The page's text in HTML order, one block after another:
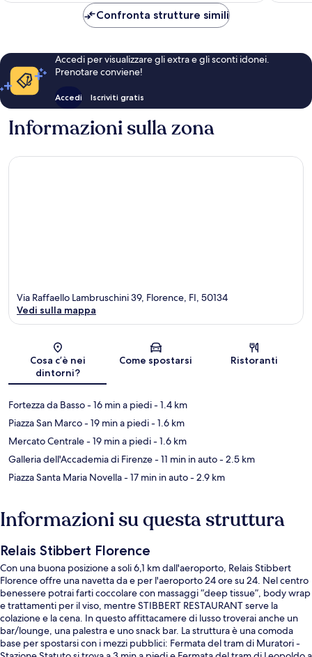
CHF 52
Confronta strutture simili
Accedi per visualizzare gli extra e gli sconti idonei.
Prenotare conviene!
Accedi Iscriviti gratis
Informazioni sulla zona
Mappa
Via Raffaello Lambruschini 39, Florence, FI, 50134
Vedi sulla mappa
Cosa c’è nei
dintorni?
Come spostarsi Ristoranti
Fortezza da Basso- 16 min a piedi- 1.4 km
Piazza San Marco- 19 min a piedi- 1.6 km
Mercato Centrale- 19 min a piedi- 1.6 km
Galleria dell'Accademia di Firenze- 11 min in auto- 2.5 km
Piazza Santa Maria Novella- 17 min in auto- 2.9 km
Informazioni su questa struttura
Relais Stibbert Florence
Con una buona posizione a soli 6,1 km dall'aeroporto, Relais Stibbert
Florence offre una navetta da e per l'aeroporto 24 ore su 24. Nel centro
benessere potrai farti coccolare con massaggi “deep tissue”, body wrap
e trattamenti per il viso, mentre STIBBERT RESTAURANT serve la
colazione e la cena. In questo affittacamere di lusso troverai anche un
bar/lounge, una palestra e uno snack bar. La struttura è una comoda
base per spostarsi con i mezzi pubblici: Fermata del tram di Muratori -